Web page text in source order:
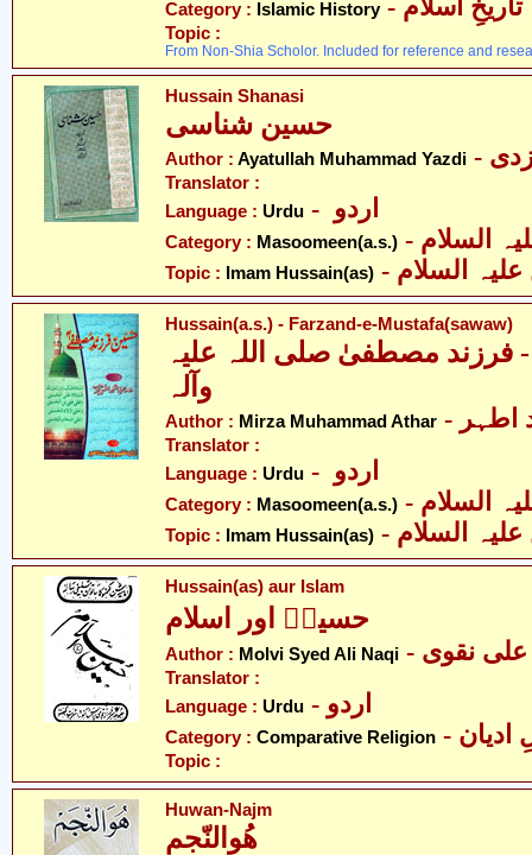
Category : Islamic History - تاریخِ اسلام
Topic :
From Non-Shia Scholor. Included for reference and
Hussain Shanasi
Author : Ayatullah Muhammad Yazdi
Translator :
Language : Urdu
Category : Masoomeen(a.s.)
Topic : Imam Hussain(as) السلام
Hussain(a.s.) - Farzand-e-Mustafa(sawaw)
فرزند مصطفیٰ صلی اللہ علیہ
وآلہ
Author : Mirza Muhammad Athar اطہر
Translator :
Language : Urdu
Category : Masoomeen(a.s.)
Topic : Imam Hussain(as) السلام
Hussain(as) aur Islam
حسینؑ اور اسلام
Author : Molvi Syed Ali Naqi علی نقوی
Translator :
Language : Urdu - اردو
Category : Comparative Religion ادیان
Topic :
Huwan-Najm
ھُوالنّجم